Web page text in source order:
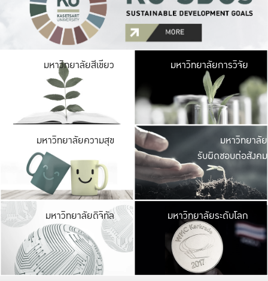
มหาวิทยาลัยสีเขียว มหาวิ
มีพื้นที่เขียวสดใส
เป็นป่าในเมือง เกษต
มหาวิทยาลัยการวิจัย
มหาวิทยาลัยความสุข มหาวิ
ค
เปิดประ
และพบเรื่องราวใ
มหาวิทยาลัย
รับผิดชอบต่อสังคม
มหาวิทยาลัยดิจิทัล มหาวิ
เปลี่ยนแปลง แล
เพื่อทำง
ระบบสารสนเทศ
มหาวิทยาลัยระดับโลก